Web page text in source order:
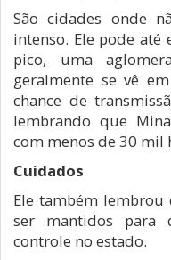
São cidades onde
intenso. Ele pode
pico, uma
geralmente se vê
chance de
lembrando que
com menos de 30 mil
Cuidados
Ele também
ser mantidos para
controle no estado.